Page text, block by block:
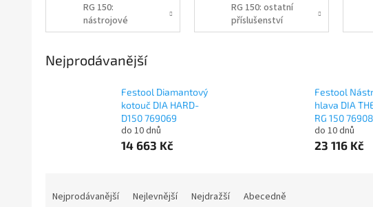
RG 150:
nástrojové
hlavy, frézovací
kotouče
RG 150: ostatní
příslušenství
Nejprodávanější
Festool Diamantový
kotouč DIA HARD-
D150 769069
do 10 dnů
14 663 Kč
Festool
hlava DIA
RG 150
do 10 dnů
23 116 Kč
Nejprodávanější Nejlevnější Nejdražší Abecedně